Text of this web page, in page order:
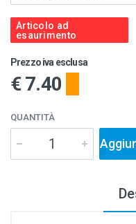
Articolo ad
esaurimento
Prezzo iva esclusa
€ 7.40
QUANTITÀ